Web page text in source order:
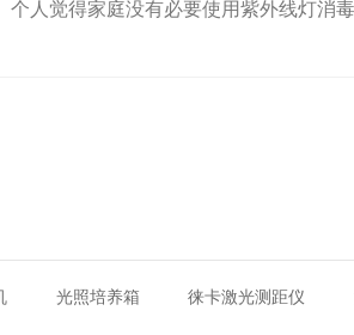
个人觉得家庭没有必要使用紫外线灯消毒
光照培养箱 徕卡激光测距仪